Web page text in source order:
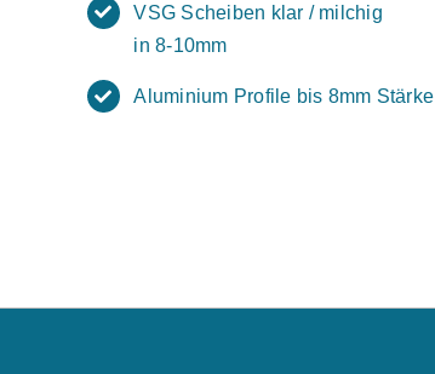
VSG Scheiben klar / milchig
in 8-10mm
Aluminium Profile bis 8mm Stärke